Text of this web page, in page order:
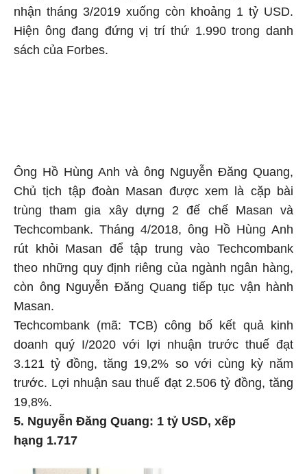
nhận tháng 3/2019 xuống còn khoảng 1 tỷ USD.
Hiện ông đang đứng vị trí thứ 1.990 trong danh
sách của Forbes.
Ông Hồ Hùng Anh và ông Nguyễn Đăng Quang,
Chủ tịch tập đoàn Masan được xem là cặp bài
trùng tham gia xây dựng 2 đế chế Masan và
Techcombank. Tháng 4/2018, ông Hồ Hùng Anh
rút khỏi Masan để tập trung vào Techcombank
theo những quy định riêng của ngành ngân hàng,
còn ông Nguyễn Đăng Quang tiếp tục vận hành
Masan.
Techcombank (mã: TCB) công bố kết quả kinh
doanh quý I/2020 với lợi nhuận trước thuế đạt
3.121 tỷ đồng, tăng 19,2% so với cùng kỳ năm
trước. Lợi nhuận sau thuế đạt 2.506 tỷ đồng, tăng
19,8%.
5. Nguyễn Đăng Quang: 1 tỷ USD, xếp
hạng 1.717